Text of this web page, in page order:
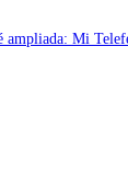
ampliada: Mi